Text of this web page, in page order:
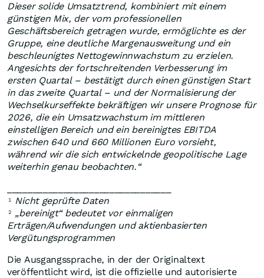
Dieser solide Umsatztrend, kombiniert mit einem
günstigen Mix, der vom professionellen
Geschäftsbereich getragen wurde, ermöglichte es der
Gruppe, eine deutliche Margenausweitung und ein
beschleunigtes Nettogewinnwachstum zu erzielen.
Angesichts der fortschreitenden Verbesserung im
ersten Quartal – bestätigt durch einen günstigen Start
in das zweite Quartal – und der Normalisierung der
Wechselkurseffekte bekräftigen wir unsere Prognose für
2026, die ein Umsatzwachstum im mittleren
einstelligen Bereich und ein bereinigtes EBITDA
zwischen 640 und 660 Millionen Euro vorsieht,
während wir die sich entwickelnde geopolitische Lage
weiterhin genau beobachten.“
1 Nicht geprüfte Daten
2
„bereinigt“ bedeutet vor einmaligen
Erträgen/Aufwendungen und aktienbasierten
Vergütungsprogrammen
Die Ausgangssprache, in der der Originaltext
veröffentlicht wird, ist die offizielle und autorisierte